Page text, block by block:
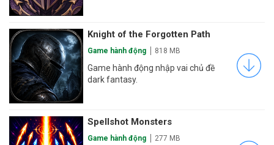
Knight of the Forgotten Path
Game hành động 818 MB
Game hành động nhập vai chủ đề
dark fantasy.
Spellshot Monsters
Game hành động 277 MB